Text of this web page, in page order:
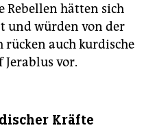
Rebellen hätten sich
und würden von der
auch kurdische
vor.
Kräfte